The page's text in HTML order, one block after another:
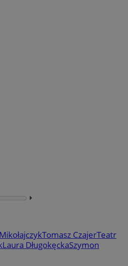
⏵︎
Tomasz CzajerTeatr
Laura DługokęckaSzymon